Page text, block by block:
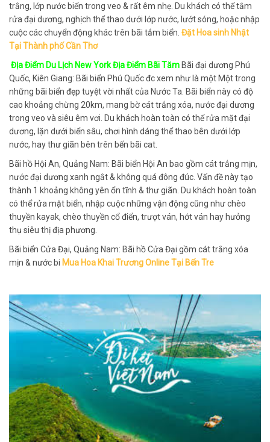
trắng, lớp nước biển trong veo & rất êm nhẹ. Du khách có thể tắm
rửa đại dương, nghịch thể thao dưới lớp nước, lướt sóng, hoặc nhập
cuộc các chuyển động khác trên bãi tắm biển. Đặt Hoa sinh Nhật
Tại Thành phố Cần Thơ
Địa Điểm Du Lịch New York Địa Điểm Bãi Tăm Bãi đại dương Phú
Quốc, Kiên Giang: Bãi biển Phú Quốc đc xem như là một Một trong
những bãi biển đẹp tuyệt vời nhất của Nước Ta. Bãi biển này có độ
cao khoảng chừng 20km, mang bờ cát trắng xóa, nước đại dương
trong veo và siêu êm vơi. Du khách hoàn toàn có thể rửa mặt đại
dương, lặn dưới biển sâu, chơi hình dáng thể thao bên dưới lớp
nước, hay thư giãn bên trên bến bãi cat.
Bãi hồ Hội An, Quảng Nam: Bãi biển Hội An bao gồm cát trắng mịn,
nước đại dương xanh ngắt & không quá đông đúc. Vấn đề này tạo
thành 1 khoảng không yên ổn tĩnh & thư giãn. Du khách hoàn toàn
có thể rửa mặt biển, nhập cuộc những vận động cũng như chèo
thuyền kayak, chèo thuyền cổ điển, trượt ván, hớt ván hay hưởng
thụ siêu thị địa phương.
Bãi biển Cửa Đại, Quảng Nam: Bãi hồ Cửa Đại gồm cát trắng xóa
mịn & nước bi Mua Hoa Khai Trương Online Tại Bến Tre